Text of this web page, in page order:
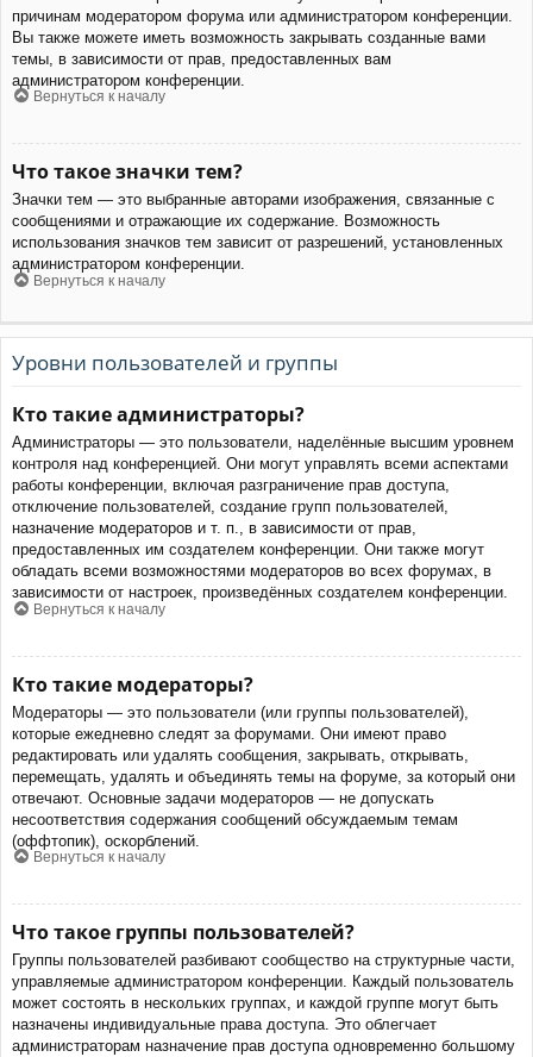
причинам модератором форума или администратором конференции.
Вы также можете иметь возможность закрывать созданные вами
темы, в зависимости от прав, предоставленных вам
администратором конференции.
Вернуться к началу
Что такое значки тем?
Значки тем — это выбранные авторами изображения, связанные с
сообщениями и отражающие их содержание. Возможность
использования значков тем зависит от разрешений, установленных
администратором конференции.
Вернуться к началу
Уровни пользователей и группы
Кто такие администраторы?
Администраторы — это пользователи, наделённые высшим уровнем
контроля над конференцией. Они могут управлять всеми аспектами
работы конференции, включая разграничение прав доступа,
отключение пользователей, создание групп пользователей,
назначение модераторов и т. п., в зависимости от прав,
предоставленных им создателем конференции. Они также могут
обладать всеми возможностями модераторов во всех форумах, в
зависимости от настроек, произведённых создателем конференции.
Вернуться к началу
Кто такие модераторы?
Модераторы — это пользователи (или группы пользователей),
которые ежедневно следят за форумами. Они имеют право
редактировать или удалять сообщения, закрывать, открывать,
перемещать, удалять и объединять темы на форуме, за который они
отвечают. Основные задачи модераторов — не допускать
несоответствия содержания сообщений обсуждаемым темам
(оффтопик), оскорблений.
Вернуться к началу
Что такое группы пользователей?
Группы пользователей разбивают сообщество на структурные части,
управляемые администратором конференции. Каждый пользователь
может состоять в нескольких группах, и каждой группе могут быть
назначены индивидуальные права доступа. Это облегчает
администраторам назначение прав доступа одновременно большому